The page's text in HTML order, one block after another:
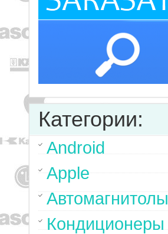
Категории:
Android
Apple
Автомагнитолы
Кондиционеры